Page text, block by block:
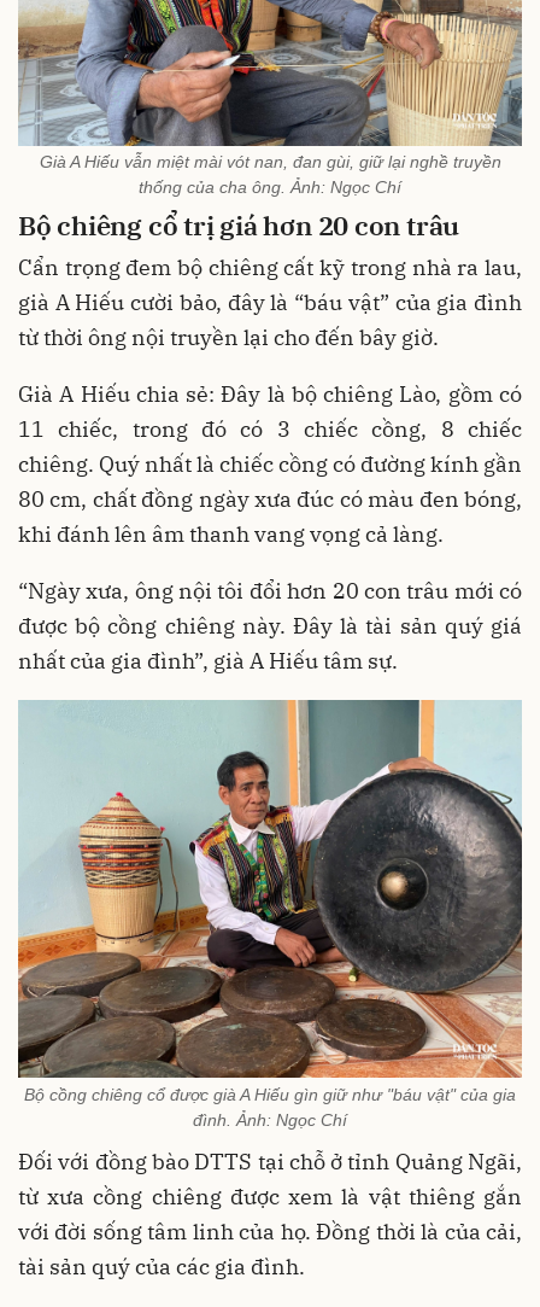
Già A Hiếu vẫn miệt mài vót nan, đan gùi, giữ lại nghề truyền
thống của cha ông. Ảnh: Ngọc Chí
Bộ chiêng cổ trị giá hơn20 con trâu
Cẩn trọng đem bộ chiêng cất kỹ trong nhà ra lau,
già A Hiếu cười bảo, đây là “báu vật” của gia đình
từ thời ông nội truyền lại cho đến bây giờ.
Già A Hiếu chia sẻ: Đây là bộ chiêng Lào, gồm có
11 chiếc, trong đó có 3 chiếc cồng, 8 chiếc
chiêng. Quý nhất là chiếc cồng có đường kính gần
80 cm, chất đồng ngày xưa đúc có màu đen bóng,
khi đánh lên âm thanh vang vọng cả làng.
“Ngày xưa, ông nội tôi đổi hơn 20 con trâu mới có
được bộ cồng chiêng này. Đây là tài sản quý giá
nhất của gia đình”, già A Hiếu tâm sự.
Bộ cồng chiêng cổ được già A Hiếu gìn giữ như "báu vật" của gia
đình. Ảnh: Ngọc Chí
Đối với đồng bào DTTS tại chỗ ở tỉnh Quảng Ngãi,
từ xưa cồng chiêng được xem là vật thiêng gắn
với đời sống tâm linh của họ. Đồng thời là của cải,
tài sản quý của các gia đình.